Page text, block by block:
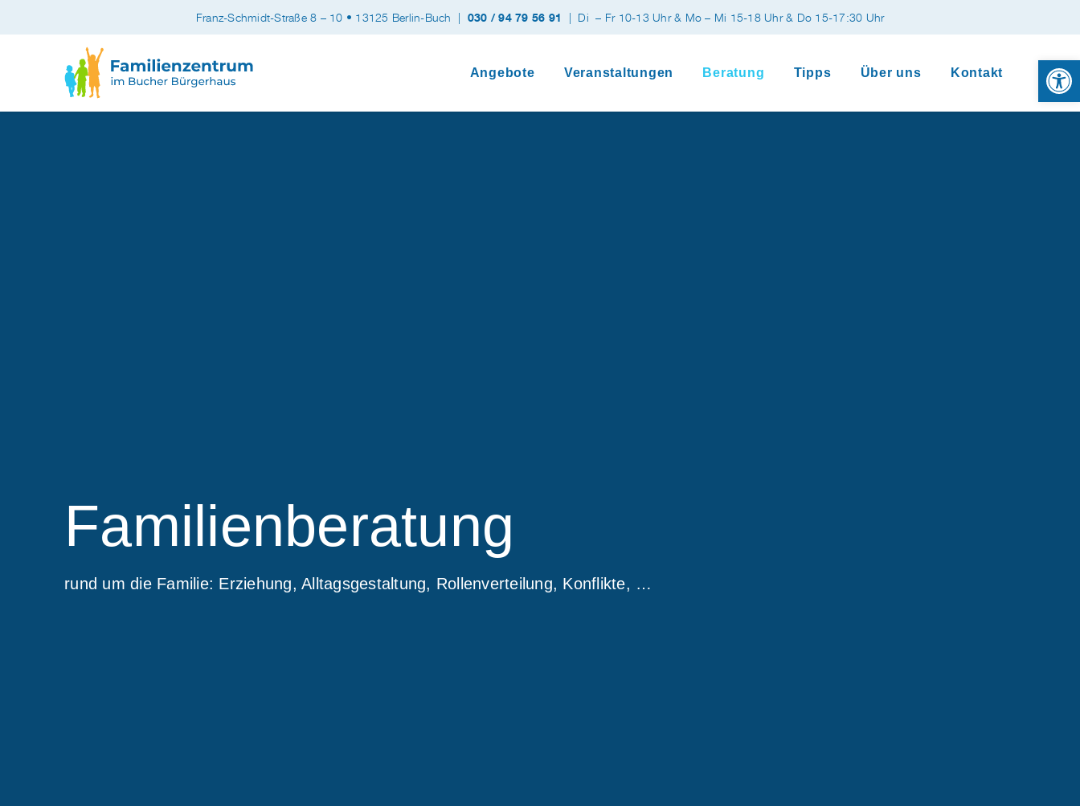
Franz-Schmidt-Straße 8 – 10 • 13125 Berlin-Buch | 030 / 94 79 56 91 | Di– Fr 10-13 Uhr & Mo – Mi 15-18 Uhr & Do 15-17:30 Uhr
Angebote Veranstaltungen Beratung Tipps Über uns Kontakt
Familienberatung
rund um die Familie: Erziehung, Alltagsgestaltung, Rollenverteilung, Konflikte, …